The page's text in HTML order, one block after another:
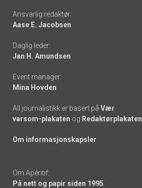
Footer
-
links
Ansvarlig redaktør:
Aase E. Jacobsen
Daglig leder:
Jan H. Amundsen
Event manager:
Mina Hovden
All journalistikk er basert på Vær
varsom-plakaten og Redaktørplakaten
Om informasjonskapsler
Om Apéritif:
På nett og papir siden 1995